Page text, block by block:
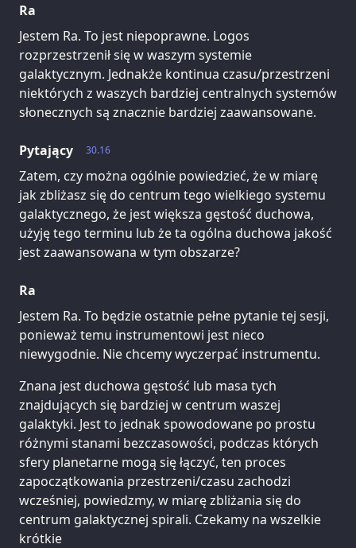
Ra
Jestem Ra. To jest niepoprawne. Logos
rozprzestrzenił się w waszym systemie
galaktycznym. Jednakże kontinua czasu/przestrzeni
niektórych z waszych bardziej centralnych systemów
słonecznych są znacznie bardziej zaawansowane.
30.16
Pytający
Zatem, czy można ogólnie powiedzieć, że w miarę
jak zbliżasz się do centrum tego wielkiego systemu
galaktycznego, że jest większa gęstość duchowa,
użyję tego terminu lub że ta ogólna duchowa jakość
jest zaawansowana w tym obszarze?
Ra
Jestem Ra. To będzie ostatnie pełne pytanie tej sesji,
ponieważ temu instrumentowi jest nieco
niewygodnie. Nie chcemy wyczerpać instrumentu.
Znana jest duchowa gęstość lub masa tych
znajdujących się bardziej w centrum waszej
galaktyki. Jest to jednak spowodowane po prostu
różnymi stanami bezczasowości, podczas których
sfery planetarne mogą się łączyć, ten proces
zapoczątkowania przestrzeni/czasu zachodzi
wcześniej, powiedzmy, w miarę zbliżania się do
centrum galaktycznej spirali. Czekamy na wszelkie
krótkie